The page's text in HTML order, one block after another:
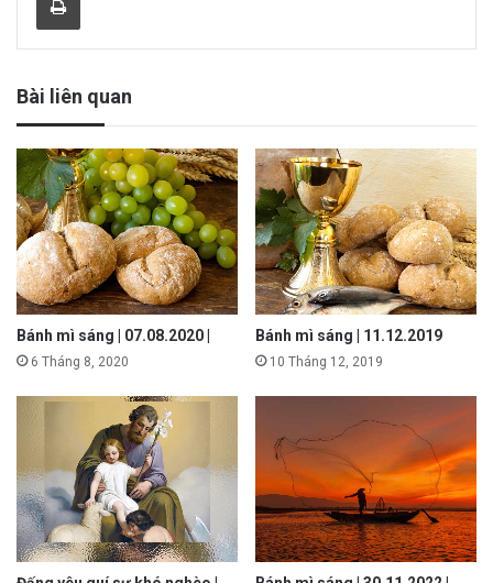
Bài liên quan
Bánh mì sáng | 07.08.2020 |
6 Tháng 8, 2020
Bánh mì sáng | 11.12.2019
10 Tháng 12, 2019